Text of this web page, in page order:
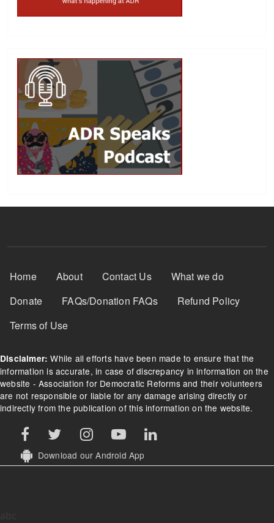
Footer Menu
Home About Contact Us
What we do
Donate
FAQs/Donation FAQs
Refund Policy
Terms of Use
Disclaimer: While all efforts have been made to ensure that the
information is accurate, in case of discrepancy in information on the
website - Association for Democratic Reforms and their volunteers
are not responsible or liable for any damage arising directly or
indirectly from the publication of this information on the website.
Download our Android App